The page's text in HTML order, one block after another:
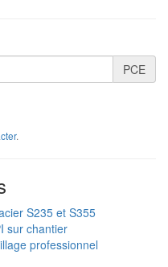
PCE
.
S235 et S355
sur chantier
professionnel